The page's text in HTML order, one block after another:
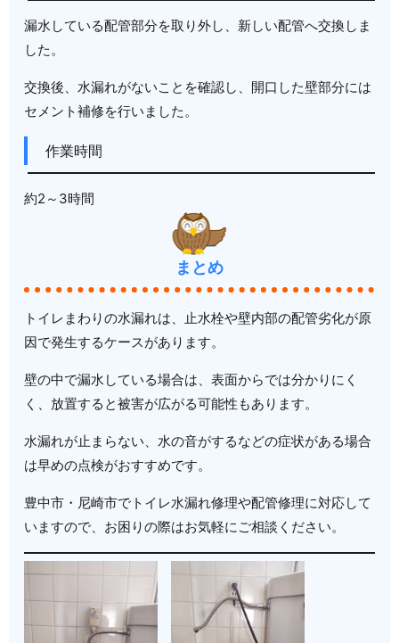
漏水している配管部分を取り外し、新しい配管へ交換しま
した。
交換後、水漏れがないことを確認し、開口した壁部分には
セメント補修を行いました。
作業時間
約2～3時間
まとめ
トイレまわりの水漏れは、止水栓や壁内部の配管劣化が原
因で発生するケースがあります。
壁の中で漏水している場合は、表面からでは分かりにく
く、放置すると被害が広がる可能性もあります。
水漏れが止まらない、水の音がするなどの症状がある場合
は早めの点検がおすすめです。
豊中市・尼崎市でトイレ水漏れ修理や配管修理に対応して
いますので、お困りの際はお気軽にご相談ください。